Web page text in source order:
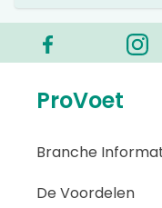
ProVoet
Branche
De Voordelen